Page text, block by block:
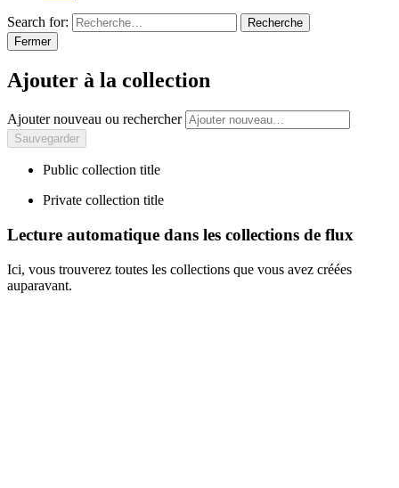
Search for:
Recherche
Fermer
Ajouter à la collection
Ajouter nouveau ou rechercher
Public collection title
Private collection title
Lecture automatique dans les collections de flux
Ici, vous trouverez toutes les collections que vous avez créées
auparavant.